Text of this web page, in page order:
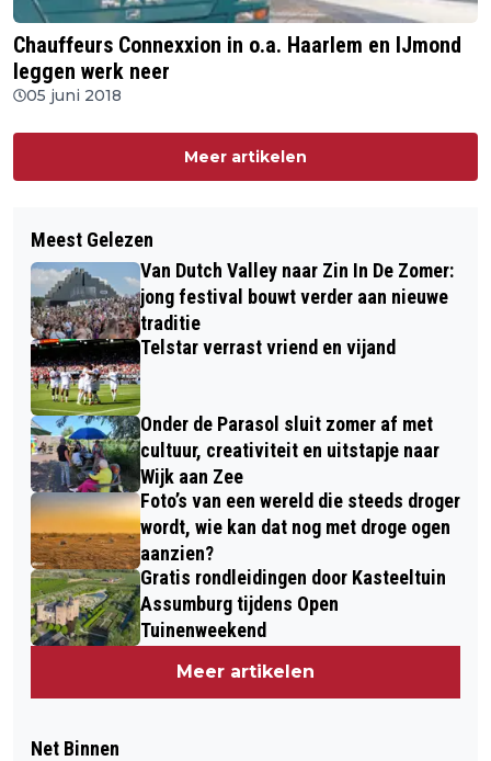
Chauffeurs Connexxion in o.a. Haarlem en IJmond
leggen werk neer
05 juni 2018
Meer artikelen
Meest Gelezen
Van Dutch Valley naar Zin In De Zomer:
jong festival bouwt verder aan nieuwe
traditie
Telstar verrast vriend en vijand
Onder de Parasol sluit zomer af met
cultuur, creativiteit en uitstapje naar
Wijk aan Zee
Foto’s van een wereld die steeds droger
wordt, wie kan dat nog met droge ogen
aanzien?
Gratis rondleidingen door Kasteeltuin
Assumburg tijdens Open
Tuinenweekend
Meer artikelen
Net Binnen